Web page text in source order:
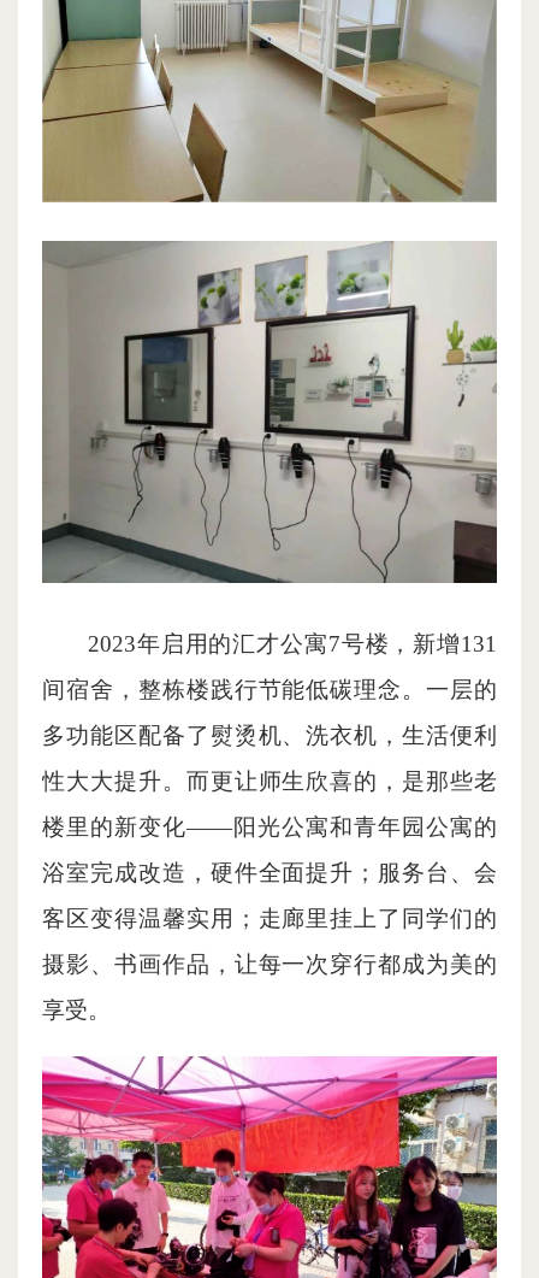
2023年启用的汇才公寓7号楼，新增131
间宿舍，整栋楼践行节能低碳理念。一层的
多功能区配备了熨烫机、洗衣机，生活便利
性大大提升。而更让师生欣喜的，是那些老
楼里的新变化——阳光公寓和青年园公寓的
浴室完成改造，硬件全面提升；服务台、会
客区变得温馨实用；走廊里挂上了同学们的
摄影、书画作品，让每一次穿行都成为美的
享受。